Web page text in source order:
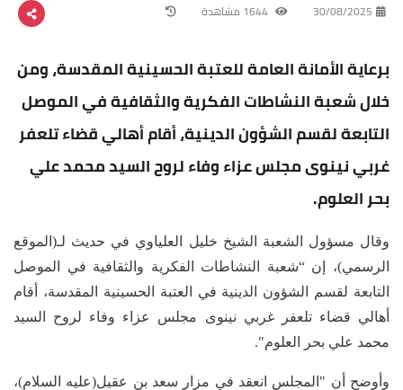
30/08/2025
برعاية الأمانة العامة للعتبة الحسينية المقدسة، ومن
خلال شعبة النشاطات الفكرية والثقافية في الموصل
التابعة لقسم الشؤون الدينية، أقام أهالي قضاء تلعفر
غربي نينوى مجلس عزاء وفاء لروح السيد محمد علي
بحر العلوم.
وقال مسؤول الشعبة الشيخ خليل العلياوي في حديث لـ(الموقع
الرسمي)، إن “شعبة النشاطات الفكرية والثقافية في الموصل
التابعة لقسم الشؤون الدينية في العتبة الحسينية المقدسة، أقام
أهالي قضاء تلعفر غربي نينوى مجلس عزاء وفاء لروح السيد
محمد علي بحر العلوم".
وأوضح أن "المجلس انعقد في مزار سعد بن عقيل(عليه السلام)،